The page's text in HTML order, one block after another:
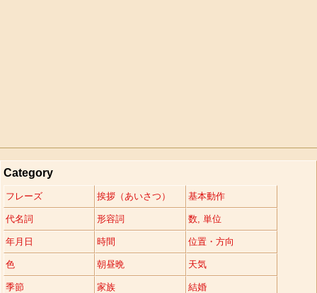
Category
フレーズ 挨拶（あいさつ） 基本動作
代名詞 形容詞 数, 単位
年月日 時間 位置・方向
色 朝昼晩 天気
季節 家族 結婚